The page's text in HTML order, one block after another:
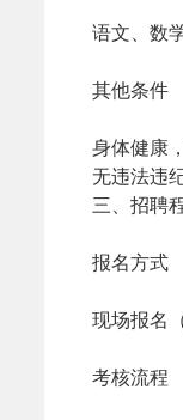
语文、数
其他条件‌
身体健康
无违法违
三、招聘
报名方式‌
现场报名
考核流程‌